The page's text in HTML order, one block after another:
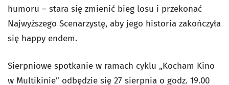
humoru – stara się zmienić bieg losu i przekonać
Najwyższego Scenarzystę, aby jego historia zakończyła
się happy endem.
Sierpniowe spotkanie w ramach cyklu „Kocham Kino
w Multikinie” odbędzie się 27 sierpnia o godz. 19.00